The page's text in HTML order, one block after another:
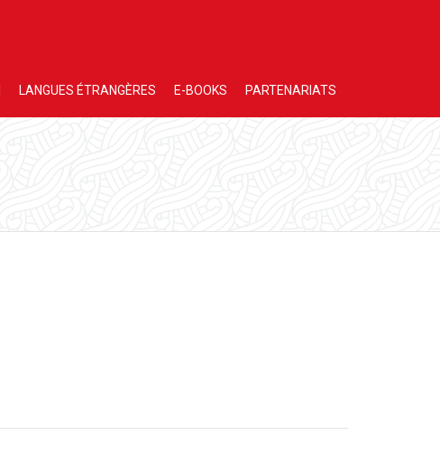
LANGUES ÉTRANGÈRES E-BOOKS PARTENARIATS